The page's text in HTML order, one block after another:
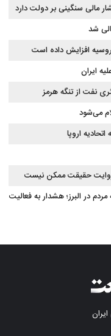
مالی سنگینی بر دولت دارد
شد
افزایش داده است
ایران
نفت از تنگه هرمز
اروپا
روایت حقیقت ممکن نیست
به مردم در البرز؛ هشدار به فعالیت